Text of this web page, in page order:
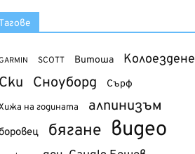
SCOTT Витоша Колоездене
Сноуборд Сърф
на годината алпинизъм
бягане видео